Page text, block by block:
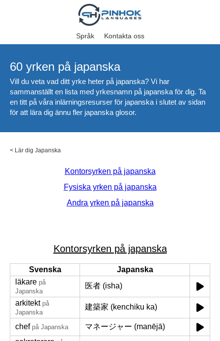
Språk Kontakta oss
60 yrken på japanska
Vill du veta vad ditt yrke heter på japanska? Vi har
sammanställt en lista med yrkesnamn på japanska för dig. Ta
en titt på våra inlärningsresurser för japanska i slutet av sidan
för att lära dig ännu fler japanska glosor.
< Lär dig Japanska
Kontorsyrken på japanska
Fysiska yrken på japanska
Andra yrken på japanska
Kontorsyrken på japanska
Svenska
Japanska
läkare på
Japanska
医者 (isha)
arkitekt på
Japanska
建築家 (kenchiku ka)
chef på Japanska
マネージャー (manējā)